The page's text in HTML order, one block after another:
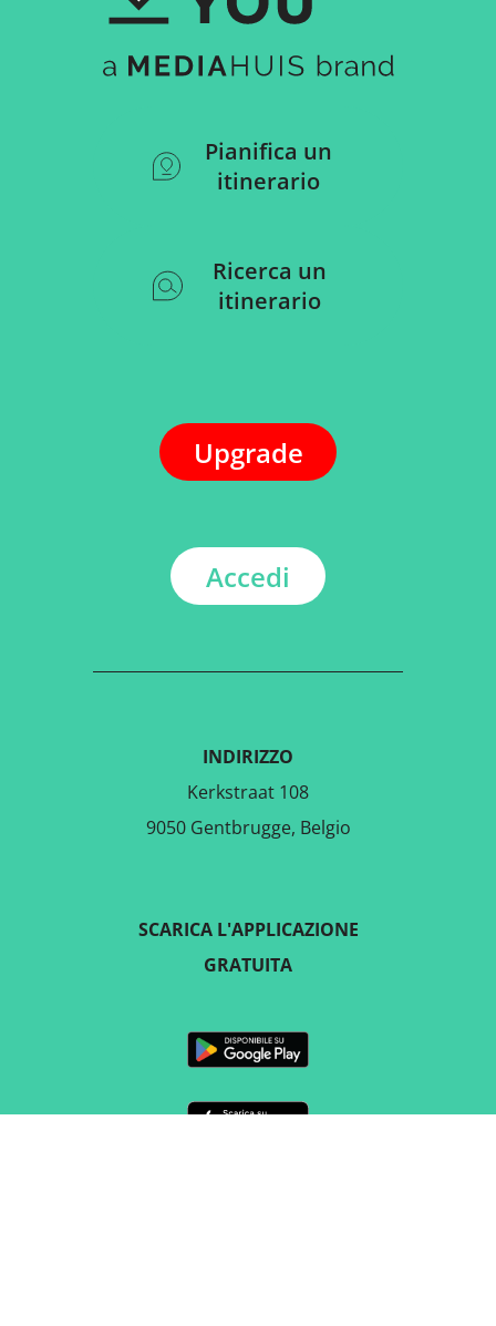
Pianifica un
itinerario
Ricerca un
itinerario
Upgrade
Accedi
INDIRIZZO
Kerkstraat 108
9050 Gentbrugge, Belgio
SCARICA L'APPLICAZIONE
GRATUITA